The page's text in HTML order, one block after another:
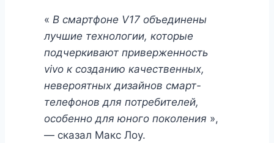
« В смартфоне V17 объединены
лучшие технологии, которые
подчеркивают приверженность
vivo к созданию качественных,
невероятных дизайнов смарт-
телефонов для потребителей,
особенно для юного поколения »,
— сказал Макс Лоу.